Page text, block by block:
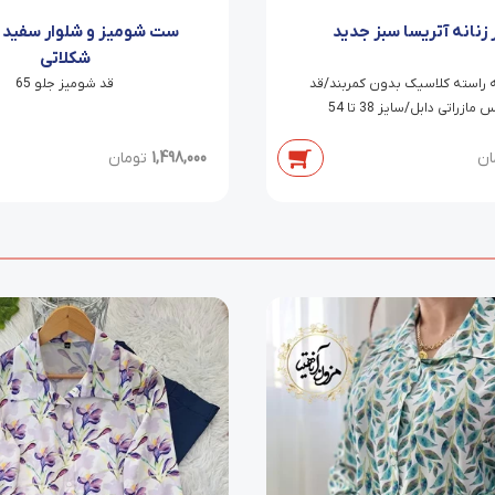
زنانه آتریسا سبز جدید
راسته کلاسیک بدون کمربند/قد
ست شومیز و شلوار سفید
شکلاتی
قد شومیز جلو 65
1,498,000 تومان